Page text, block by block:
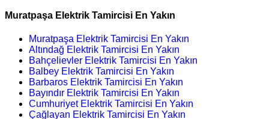
Muratpaşa Elektrik Tamircisi En Yakın
Muratpaşa Elektrik Tamircisi En Yakın
Altındağ Elektrik Tamircisi En Yakın
Bahçelievler Elektrik Tamircisi En Yakın
Balbey Elektrik Tamircisi En Yakın
Barbaros Elektrik Tamircisi En Yakın
Bayındır Elektrik Tamircisi En Yakın
Cumhuriyet Elektrik Tamircisi En Yakın
Çağlayan Elektrik Tamircisi En Yakın